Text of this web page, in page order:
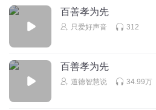
百善孝为先
只爱好声音 312
百善孝为先
道德智慧说 34.99万